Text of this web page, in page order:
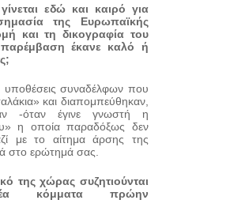
εδώ και καιρό για
της Ευρωπαϊκής
και τη δικογραφία του
έκανε καλό ή
υποθέσεις συναδέλφων που
και διαπομπεύθηκαν,
-όταν έγινε γνωστή η
η οποία παραδόξως δεν
με το αίτημα άρσης της
στο ερώτημά σας.
της χώρας συζητιούνται
κόμματα πρώην